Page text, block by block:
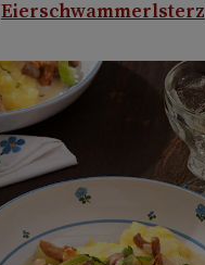
Eierschwammerlsterz